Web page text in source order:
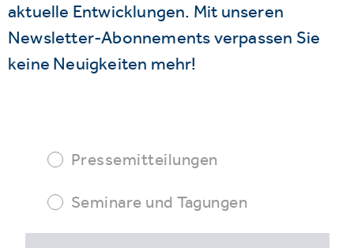
aktuelle Entwicklungen. Mit unseren
Newsletter-Abonnements verpassen Sie
keine Neuigkeiten mehr!
Pressemitteilungen
Seminare und Tagungen